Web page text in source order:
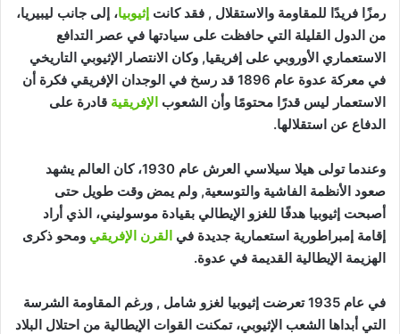
رمزًا فريدًا للمقاومة والاستقلال , فقد كانت إثيوبيا، إلى جانب ليبيريا،
من الدول القليلة التي حافظت على سيادتها في عصر التدافع
الاستعماري الأوروبي على إفريقيا, وكان الانتصار الإثيوبي التاريخي
في معركة عدوة عام 1896 قد رسخ في الوجدان الإفريقي فكرة أن
الاستعمار ليس قدرًا محتومًا وأن الشعوب الإفريقية قادرة على
الدفاع عن استقلالها.
وعندما تولى هيلا سيلاسي العرش عام 1930، كان العالم يشهد
صعود الأنظمة الفاشية والتوسعية, ولم يمض وقت طويل حتى
أصبحت إثيوبيا هدفًا للغزو الإيطالي بقيادة موسوليني، الذي أراد
إقامة إمبراطورية استعمارية جديدة في القرن الإفريقي ومحو ذكرى
الهزيمة الإيطالية القديمة في عدوة.
في عام 1935 تعرضت إثيوبيا لغزو شامل , ورغم المقاومة الشرسة
التي أبداها الشعب الإثيوبي، تمكنت القوات الإيطالية من احتلال البلاد